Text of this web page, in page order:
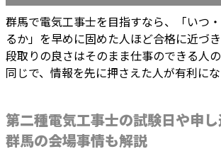
群馬で電気工事士を目指すなら、「いつ
るか」を早めに固めた人ほど合格に近づき
段取りの良さはそのまま仕事のできる人
同じで、情報を先に押さえた人が有利にな
第二種電気工事士の試験日や申
群馬の会場事情も解説